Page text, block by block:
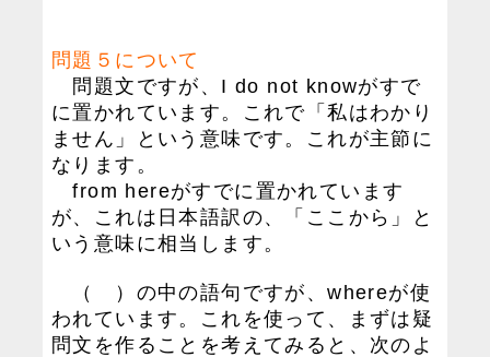
問題５について
問題文ですが、I do not knowがすで
に置かれています。これで「私はわかり
ません」という意味です。これが主節に
なります。
from hereがすでに置かれています
が、これは日本語訳の、「ここから」と
いう意味に相当します。
（ ）の中の語句ですが、whereが使
われています。これを使って、まずは疑
問文を作ることを考えてみると、次のよ